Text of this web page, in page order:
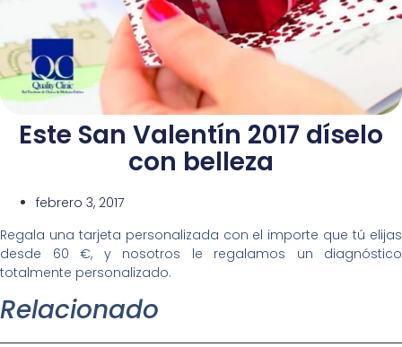
Este San Valentín 2017 díselo
con belleza
febrero 3, 2017
Regala una tarjeta personalizada con el importe que tú elijas
desde 60 €, y nosotros le regalamos un diagnóstico
totalmente personalizado.
Relacionado